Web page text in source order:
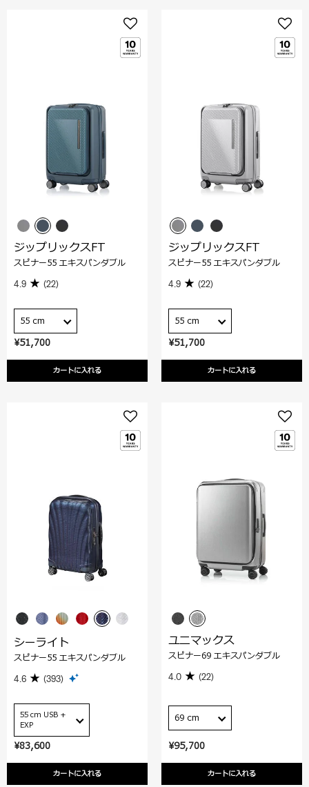
¥51,700
カートに入れる
ジップリックスFT
スピナー55 エキスパンダブル
4.9 (22)
55 cm
¥51,700
カートに入れる
ジップリックスFT
スピナー55 エキスパンダブル
4.9 (22)
55 cm
¥83,600
カートに入れる
シーライト
スピナー55 エキスパンダブル
4.6 (393)
55 cm USB +
EXP
¥95,700
カートに入れる
ユニマックス
スピナー69 エキスパンダブル
4.0 (22)
69 cm